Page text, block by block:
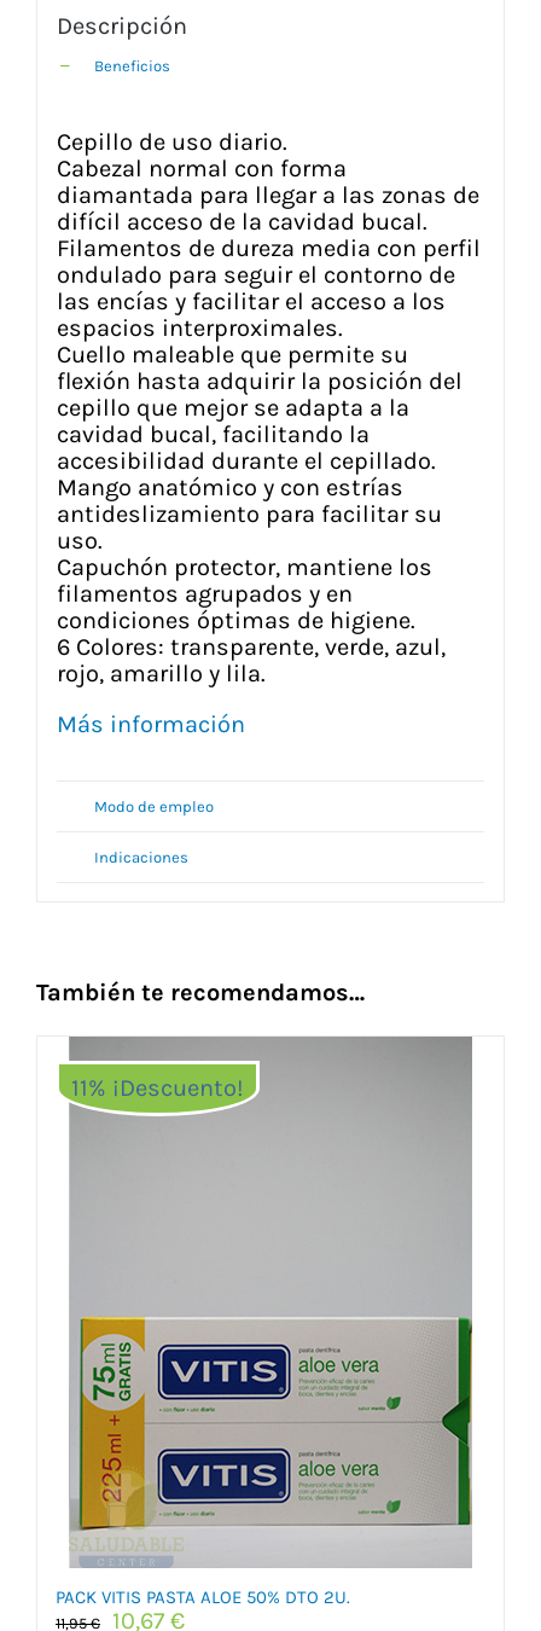
Descripción
Beneficios
Cepillo de uso diario.
Cabezal normal con forma
diamantada para llegar a las zonas de
difícil acceso de la cavidad bucal.
Filamentos de dureza media con perfil
ondulado para seguir el contorno de
las encías y facilitar el acceso a los
espacios interproximales.
Cuello maleable que permite su
flexión hasta adquirir la posición del
cepillo que mejor se adapta a la
cavidad bucal, facilitando la
accesibilidad durante el cepillado.
Mango anatómico y con estrías
antideslizamiento para facilitar su
uso.
Capuchón protector, mantiene los
filamentos agrupados y en
condiciones óptimas de higiene.
6 Colores: transparente, verde, azul,
rojo, amarillo y lila.
Más información
Modo de empleo
Indicaciones
También te recomendamos…
11% ¡Descuento!
PACK VITIS PASTA ALOE 50% DTO 2U.
11,95€
El
10,67 €El